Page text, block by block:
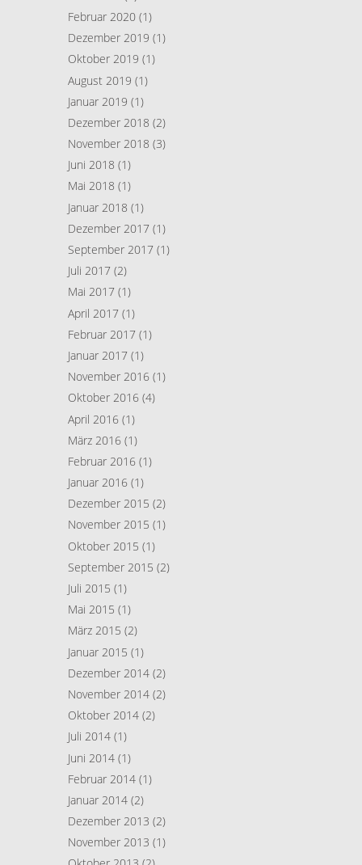
Februar 2020 (1)
Dezember 2019 (1)
Oktober 2019 (1)
August 2019 (1)
Januar 2019 (1)
Dezember 2018 (2)
November 2018 (3)
Juni 2018 (1)
Mai 2018 (1)
Januar 2018 (1)
Dezember 2017 (1)
September 2017 (1)
Juli 2017 (2)
Mai 2017 (1)
April 2017 (1)
Februar 2017 (1)
Januar 2017 (1)
November 2016 (1)
Oktober 2016 (4)
April 2016 (1)
März 2016 (1)
Februar 2016 (1)
Januar 2016 (1)
Dezember 2015 (2)
November 2015 (1)
Oktober 2015 (1)
September 2015 (2)
Juli 2015 (1)
Mai 2015 (1)
März 2015 (2)
Januar 2015 (1)
Dezember 2014 (2)
November 2014 (2)
Oktober 2014 (2)
Juli 2014 (1)
Juni 2014 (1)
Februar 2014 (1)
Januar 2014 (2)
Dezember 2013 (2)
November 2013 (1)